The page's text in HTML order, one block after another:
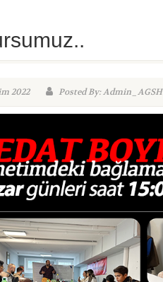
2022 Posted By: Admin_AGSH